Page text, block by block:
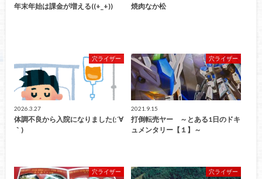
年末年始は課金が増える((+_+)) 焼肉なか松
穴ライザー
2026.3.27
体調不良から入院になりました(;´∀
｀)
穴ライザー
2021.9.15
打倒転売ヤー ～とある1日のドキ
ュメンタリー【１】～
穴ライザー 穴ライザー